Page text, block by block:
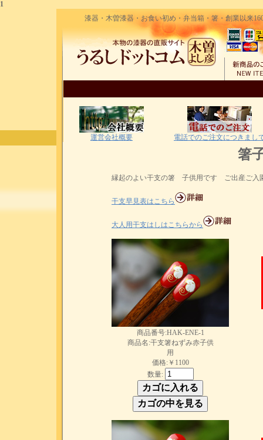
1
漆器・木曽漆器・お食い初め・弁当箱・箸・創業以来
運営会社概要 電話でのご注文につきまし
箸
縁起のよい干支の箸 子供用です ご出産ご入
干支早見表はこちら
大人用干支はしはこちらから
商品番号:HAK-ENE-1
商品名:干支箸ねずみ赤子供
用
価格:￥1100
数量: